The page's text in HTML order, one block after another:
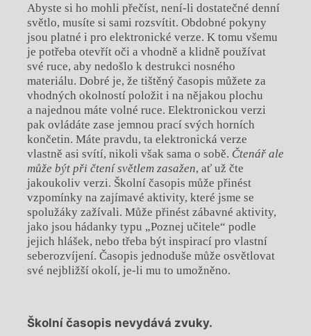
Abyste si ho mohli přečíst, není-li dostatečné denní
světlo, musíte si sami rozsvítit. Obdobné pokyny
jsou platné i pro elektronické verze. K tomu všemu
je potřeba otevřít oči a vhodně a klidně používat
své ruce, aby nedošlo k destrukci nosného
materiálu. Dobré je, že tištěný časopis můžete za
vhodných okolností položit i na nějakou plochu
a najednou máte volné ruce. Elektronickou verzi
pak ovládáte zase jemnou prací svých horních
končetin. Máte pravdu, ta elektronická verze
vlastně asi svítí, nikoli však sama o sobě. Čtenář ale
může být při čtení světlem zasažen, ať už čte
jakoukoliv verzi. Školní časopis může přinést
vzpomínky na zajímavé aktivity, které jsme se
spolužáky zažívali. Může přinést zábavné aktivity,
jako jsou hádanky typu „Poznej učitele“ podle
jejich hlášek, nebo třeba být inspirací pro vlastní
seberozvíjení. Časopis jednoduše může osvětlovat
své nejbližší okolí, je-li mu to umožněno.
Školní časopis nevydává zvuky.